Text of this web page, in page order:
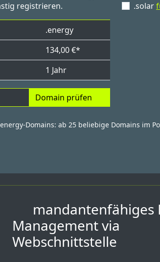
registrieren.
.energy
134,00 €*
1 Jahr
Domain prüfen
.solar
Domains: ab 25 beliebige Domains im
mandantenfähiges
Management via
Webschnittstelle